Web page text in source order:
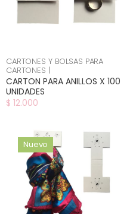
CARTONES Y BOLSAS PARA
CARTONES |
CARTON PARA ANILLOS X 100
UNIDADES
$ 12.000
Nuevo